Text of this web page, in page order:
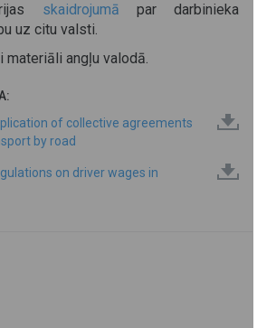
skaidrojumā par darbinieka
uz citu valsti.
materiāli angļu valodā.
of collective agreements
by road
on driver wages in